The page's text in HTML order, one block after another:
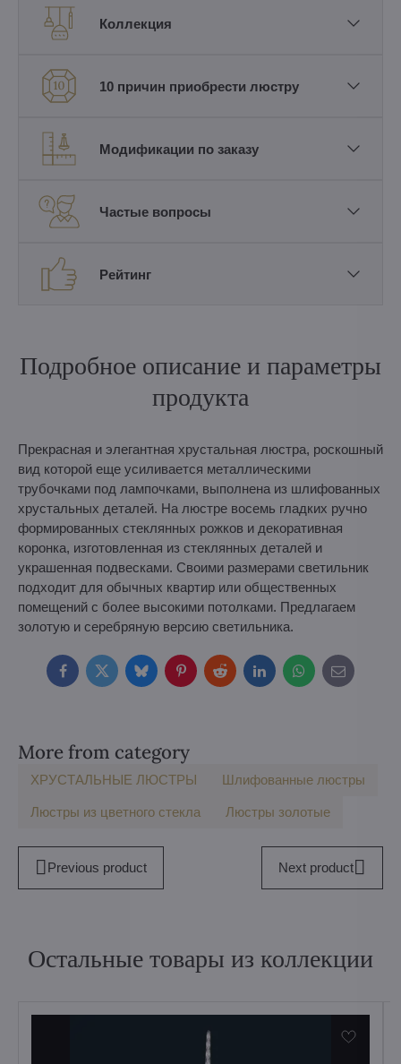
Коллекция
10 причин приобрести люстру
Модификации по заказу
Частые вопросы
Рейтинг
Подробное описание и параметры
продукта
Прекрасная и элегантная хрустальная люстра, роскошный
вид которой еще усиливается металлическими
трубочками под лампочками, выполнена из шлифованных
хрустальных деталей. На люстре восемь гладких ручно
формированных стеклянных рожков и декоративная
коронка, изготовленная из стеклянных деталей и
украшенная подвесками. Своими размерами светильник
подходит для обычных квартир или общественных
помещений с более высокими потолками. Предлагаем
золотую и серебряную версию светильника.
FacebookTwitterBlueskyPinterestRedditLinkedInWhatsApp
E-
mail
More from category
ХРУСТАЛЬНЫЕ ЛЮСТРЫ Шлифованные люстры
Люстры из цветного стекла Люстры золотые
Previous product Next product
Остальные товары из коллекции